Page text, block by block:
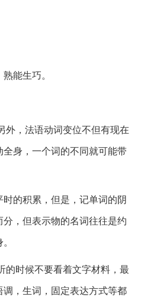
能生巧。
外，法语动词变位不但有现在
身，一个词的不同就可能带
的积累，但是，记单词的阴
，但表示物的名词往往是约
的时候不要看着文字材料，最
，生词，固定表达方式等都